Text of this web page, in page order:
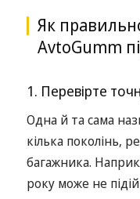
Як
AvtoGumm
1. Перевірте
Одна й та сама
кілька поколінь,
багажника.
року може не